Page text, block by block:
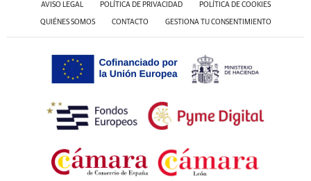
AVISO LEGAL POLÍTICA DE PRIVACIDAD POLÍTICA DE COOKIES
QUIÉNES SOMOS CONTACTO GESTIONA TU CONSENTIMIENTO